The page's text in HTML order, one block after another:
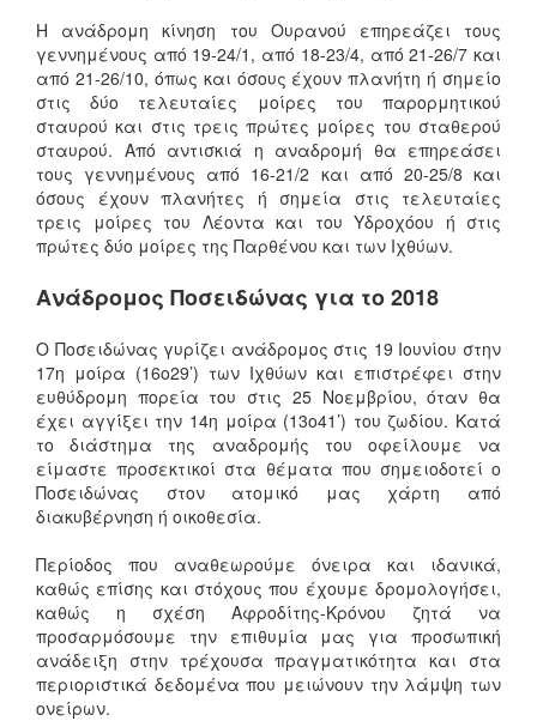
Η ανάδρομη κίνηση του Ουρανού επηρεάζει τους
γεννημένους από 19-24/1, από 18-23/4, από 21-26/7 και
από 21-26/10, όπως και όσους έχουν πλανήτη ή σημείο
στις δύο τελευταίες μοίρες του παρορμητικού
σταυρού και στις τρεις πρώτες μοίρες του σταθερού
σταυρού. Από αντισκιά η αναδρομή θα επηρεάσει
τους γεννημένους από 16-21/2 και από 20-25/8 και
όσους έχουν πλανήτες ή σημεία στις τελευταίες
τρεις μοίρες του Λέοντα και του Υδροχόου ή στις
πρώτες δύο μοίρες της Παρθένου και των Ιχθύων.
Ανάδρομος Ποσειδώνας για το 2018
Ο Ποσειδώνας γυρίζει ανάδρομος στις 19 Ιουνίου στην
17η μοίρα (16ο29’) των Ιχθύων και επιστρέφει στην
ευθύδρομη πορεία του στις 25 Νοεμβρίου, όταν θα
έχει αγγίξει την 14η μοίρα (13ο41’) του ζωδίου. Κατά
το διάστημα της αναδρομής του οφείλουμε να
είμαστε προσεκτικοί στα θέματα που σημειοδοτεί ο
Ποσειδώνας στον ατομικό μας χάρτη από
διακυβέρνηση ή οικοθεσία.
Περίοδος που αναθεωρούμε όνειρα και ιδανικά,
καθώς επίσης και στόχους που έχουμε δρομολογήσει,
καθώς η σχέση Αφροδίτης-Κρόνου ζητά να
προσαρμόσουμε την επιθυμία μας για προσωπική
ανάδειξη στην τρέχουσα πραγματικότητα και στα
περιοριστικά δεδομένα που μειώνουν την λάμψη των
ονείρων.